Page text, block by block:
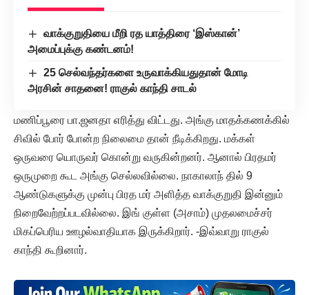
வாக்குறுதியை மீறி ரத யாத்திரை ‘இஸ்கான்’
அமைப்புக்கு கண்டனம்!
25 செல்வந்தர்களை உருவாக்கியதுதான் மோடி
அரசின் சாதனை! ராகுல் காந்தி சாடல்
மணிப்பூரை பா.ஜனதா எரித்து விட்டது. அங்கு மாதக்கணக்கில்
சிவில் போர் போன்ற நிலைமை தான் நீடிக்கிறது. மக்கள்
ஒருவரை யொருவர் கொன்று வருகின்றனர். ஆனால் பிரதமர்
ஒருமுறை கூட அங்கு செல்லவில்லை. நாகாலாந் தில் 9
ஆண்டுகளுக்கு முன்பு பிரத மர் அளித்த வாக்குறுதி இன்னும்
நிறைவேற்றப்படவில்லை. இங் குள்ள (அசாம்) முதலமைச்சர்
மிகப்பெரிய ஊழல்வாதியாக இருக்கிறார். -இவ்வாறு ராகுல்
காந்தி கூறினார்.